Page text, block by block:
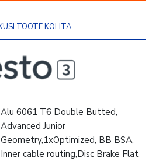
Alu 6061 T6 Double Butted,
Advanced Junior
Geometry,1xOptimized, BB BSA,
Inner cable routing,Disc Brake Flat